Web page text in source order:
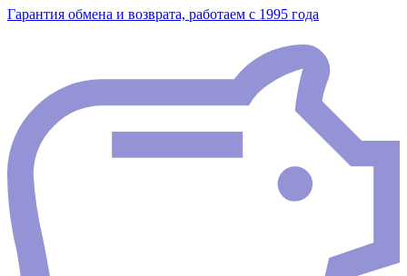
Гарантия обмена и возврата, работаем с 1995 года